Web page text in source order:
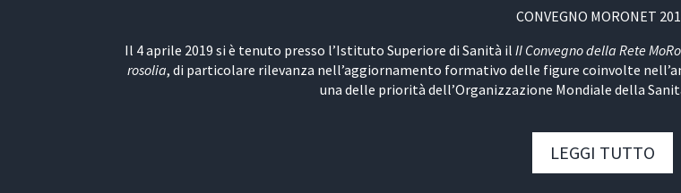
CONVEGNO MORONET
Il 4 aprile 2019 si è tenuto presso l’Istituto Superiore di Sanità il II Convegno della Rete
rosolia, di particolare rilevanza nell’aggiornamento formativo delle figure coinvolte
una delle priorità dell’Organizzazione Mondiale della
LEGGI TUTTO